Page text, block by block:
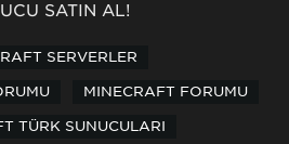
SATIN AL!
SERVERLER
MINECRAFT FORUMU
TÜRK SUNUCULARI